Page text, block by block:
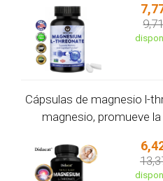
Cápsulas de magnesio l-
magnesio, promueve la